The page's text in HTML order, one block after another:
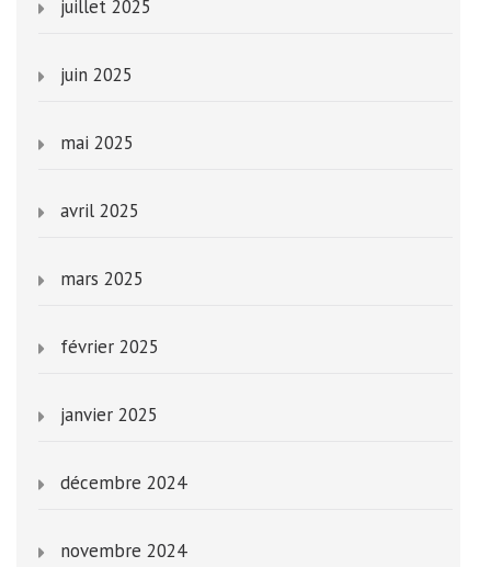
juillet 2025
juin 2025
mai 2025
avril 2025
mars 2025
février 2025
janvier 2025
décembre 2024
novembre 2024